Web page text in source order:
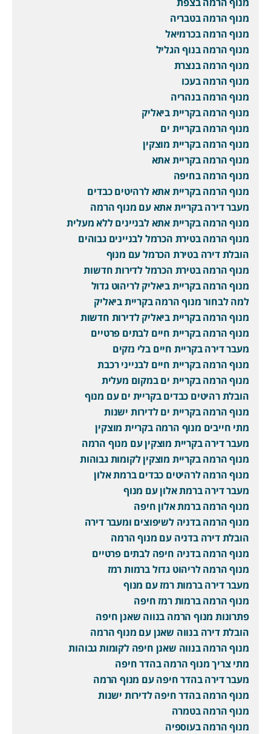
מנוף הרמה בטבריה
מנוף הרמה בכרמיאל
מנוף הרמה בנוף הגליל
מנוף הרמה בנצרת
מנוף הרמה בעכו
מנוף הרמה בנהריה
מנוף הרמה בקריית ביאליק
מנוף הרמה בקריית ים
מנוף הרמה בקריית מוצקין
מנוף הרמה בקריית אתא
מנוף הרמה בחיפה
מנוף הרמה בקריית אתא לרהיטים כבדים
מעבר דירה בקריית אתא עם מנוף הרמה
מנוף הרמה בקריית אתא לבניינים ללא מעלית
מנוף הרמה בטירת הכרמל לבניינים גבוהים
הובלת דירה בטירת הכרמל עם מנוף
מנוף הרמה בטירת הכרמל לדירות חדשות
מנוף הרמה בקריית ביאליק לריהוט גדול
למה לבחור מנוף הרמה בקריית ביאליק
מנוף הרמה בקריית ביאליק לדירות חדשות
מנוף הרמה בקריית חיים לבתים פרטיים
מעבר דירה בקריית חיים בלי נזקים
מנוף הרמה בקריית חיים לבנייני רכבת
מנוף הרמה בקריית ים במקום מעלית
הובלת רהיטים כבדים בקריית ים עם מנוף
מנוף הרמה בקריית ים לדירות ישנות
מתי חייבים מנוף הרמה בקריית מוצקין
מעבר דירה בקריית מוצקין עם מנוף הרמה
מנוף הרמה בקריית מוצקין לקומות גבוהות
מנוף הרמה לרהיטים כבדים ברמת אלון
מעבר דירה ברמת אלון עם מנוף
מנוף הרמה ברמת אלון חיפה
מנוף הרמה בדניה לשיפוצים ומעבר דירה
הובלת דירה בדניה עם מנוף הרמה
מנוף הרמה בדניה חיפה לבתים פרטיים
מנוף הרמה לריהוט גדול ברמות רמז
מעבר דירה ברמות רמז עם מנוף
מנוף הרמה ברמות רמז חיפה
פתרונות מנוף הרמה בנווה שאנן חיפה
הובלת דירה בנווה שאנן עם מנוף הרמה
מנוף הרמה בנווה שאנן חיפה לקומות גבוהות
מתי צריך מנוף הרמה בהדר חיפה
מעבר דירה בהדר חיפה עם מנוף הרמה
מנוף הרמה בהדר חיפה לדירות ישנות
מנוף הרמה בטמרה
מנוף הרמה בעוספיה